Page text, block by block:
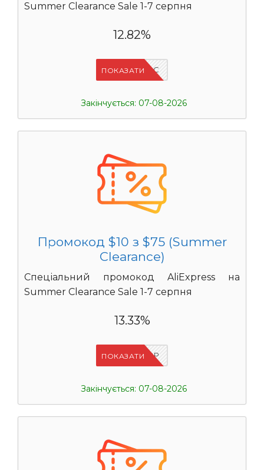
Summer Clearance Sale 1-7 серпня
12.82%
IFPC24DC
ПОКАЗАТИ
Закінчується: 07-08-2026
Промокод $10 з $75 (Summer
Clearance)
Спеціальний промокод AliExpress на
Summer Clearance Sale 1-7 серпня
13.33%
IFP8NASP
ПОКАЗАТИ
Закінчується: 07-08-2026